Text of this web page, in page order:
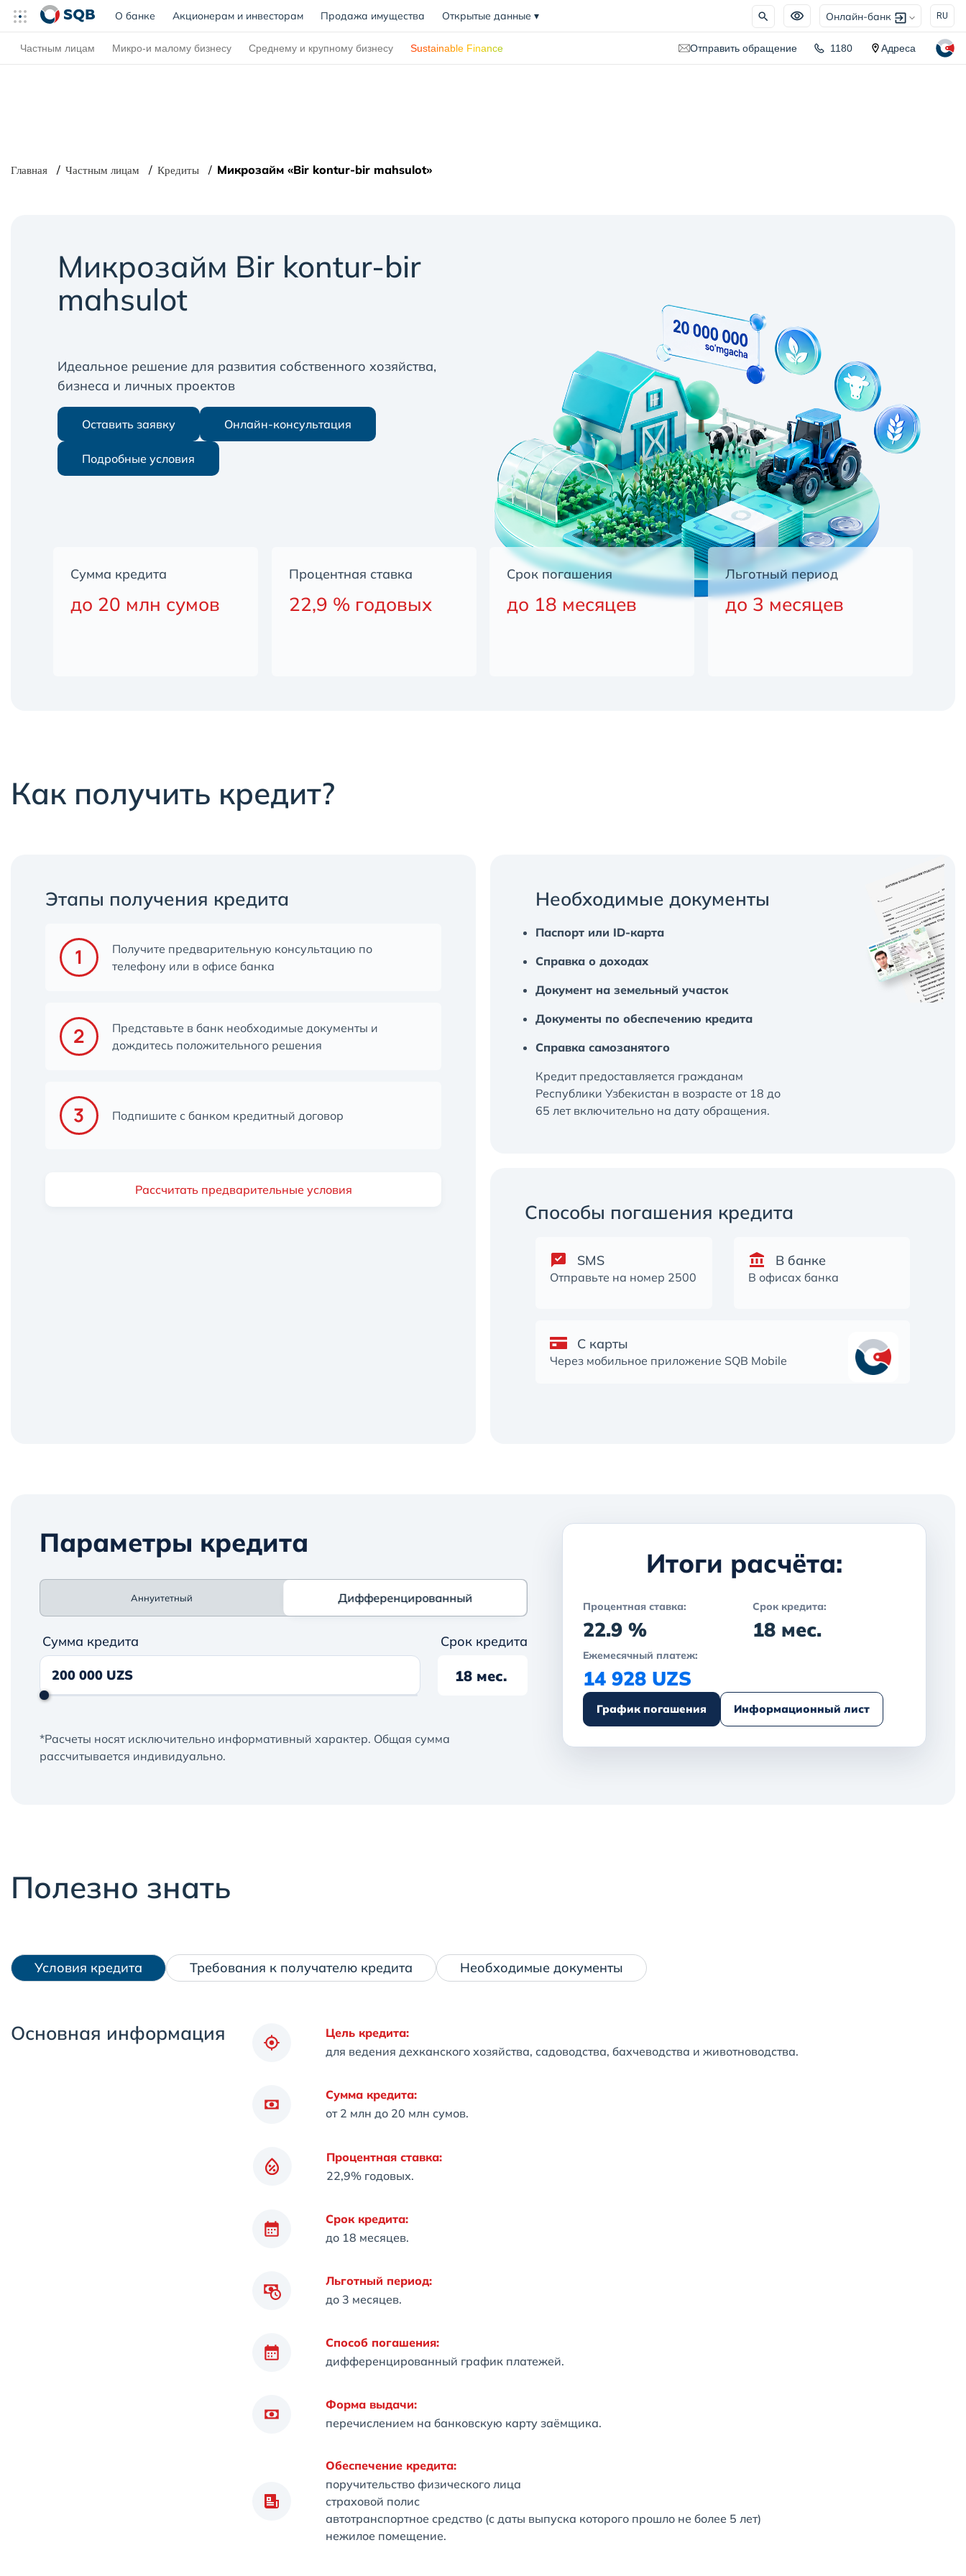
О банке (current)
Акционерам и инвесторам Продажа имущества Открытые данные ▾ Онлайн-банк RU
Частным лицам Микро-и малому бизнесу Среднему и крупному бизнесу Sustainable Finance Отправить обращение 1180 Адреса
Главная Частным лицам Кредиты Микрозайм «Bir kontur-bir mahsulot»
Микрозайм Bir kontur-bir
mahsulot
Идеальное решение для развития собственного хозяйства,
бизнеса и личных проектов
Оставить заявку Онлайн-консультация
Подробные условия
Сумма кредита
до 20 млн сумов
Процентная ставка
22,9 % годовых
Срок погашения
до 18 месяцев
Льготный период
до 3 месяцев
Как получить кредит?
Этапы получения кредита
Получите предварительную консультацию по
телефону или в офисе банка
Представьте в банк необходимые документы и
дождитесь положительного решения
Подпишите с банком кредитный договор
Рассчитать предварительные условия
Необходимые документы
Паспорт или ID-карта
Справка о доходах
Документ на земельный участок
Документы по обеспечению кредита
Справка самозанятого
Кредит предоставляется гражданам
Республики Узбекистан в возрасте от 18 до
65 лет включительно на дату обращения.
Способы погашения кредита
SMS
Отправьте на номер 2500
В банке
В офисах банка
C карты
Через мобильное приложение SQB Mobile
Параметры кредита
Аннуитетный Дифференцированный
Дифференцированный
Сумма кредита Срок кредита
18 мес.
*Расчеты носят исключительно информативный характер. Общая сумма
рассчитывается индивидуально.
Итоги расчёта:
Процентная ставка:
22.9 %
Срок кредита:
18 мес.
Ежемесячный платеж:
14 928 UZS
График погашения Информационный лист
Полезно знать
Условия кредита Требования к получателю кредита Необходимые документы
Основная информация
Цель кредита:
для ведения дехканского хозяйства, садоводства, бахчеводства и животноводства.
Сумма кредита:
от 2 млн до 20 млн сумов.
Процентная ставка:
22,9% годовых.
Срок кредита:
до 18 месяцев.
Льготный период:
до 3 месяцев.
Способ погашения:
дифференцированный график платежей.
Форма выдачи:
перечислением на банковскую карту заёмщика.
Обеспечение кредита:
поручительство физического лица
страховой полис
автотранспортное средство (с даты выпуска которого прошло не более 5 лет)
нежилое помещение.